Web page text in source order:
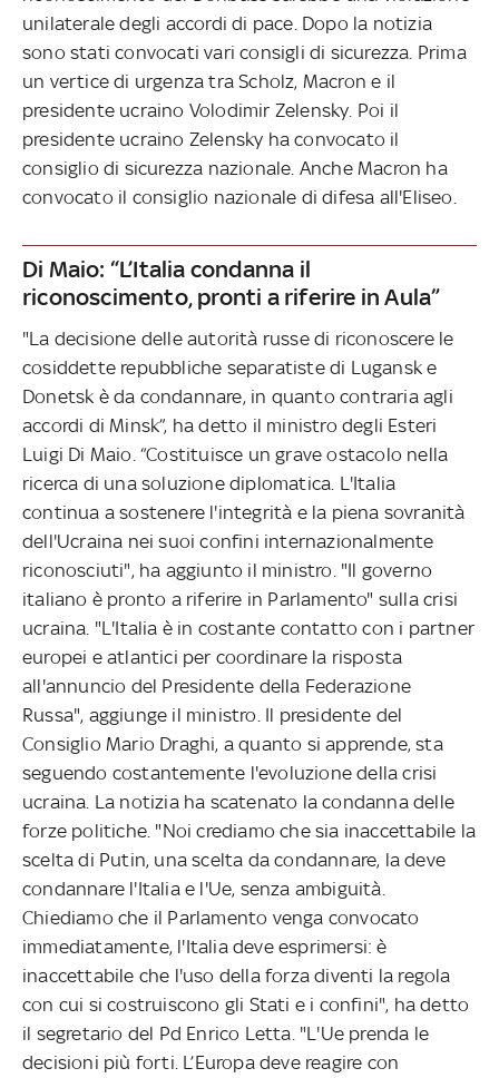
unilaterale degli accordi di pace. Dopo la notizia
sono stati convocati vari consigli di sicurezza. Prima
un vertice di urgenza tra Scholz, Macron e il
presidente ucraino Volodimir Zelensky. Poi il
presidente ucraino Zelensky ha convocato il
consiglio di sicurezza nazionale. Anche Macron ha
convocato il consiglio nazionale di difesa all'Eliseo.
Di Maio: “L’Italia condanna il
riconoscimento, pronti a riferire in Aula”
"La decisione delle autorità russe di riconoscere le
cosiddette repubbliche separatiste di Lugansk e
Donetsk è da condannare, in quanto contraria agli
accordi di Minsk”, ha detto il ministro degli Esteri
Luigi Di Maio. “Costituisce un grave ostacolo nella
ricerca di una soluzione diplomatica. L'Italia
continua a sostenere l'integrità e la piena sovranità
dell'Ucraina nei suoi confini internazionalmente
riconosciuti", ha aggiunto il ministro. "Il governo
italiano è pronto a riferire in Parlamento" sulla crisi
ucraina. "L'Italia è in costante contatto con i partner
europei e atlantici per coordinare la risposta
all'annuncio del Presidente della Federazione
Russa", aggiunge il ministro. Il presidente del
Consiglio Mario Draghi, a quanto si apprende, sta
seguendo costantemente l'evoluzione della crisi
ucraina. La notizia ha scatenato la condanna delle
forze politiche. "Noi crediamo che sia inaccettabile la
scelta di Putin, una scelta da condannare, la deve
condannare l'Italia e l'Ue, senza ambiguità.
Chiediamo che il Parlamento venga convocato
immediatamente, l'Italia deve esprimersi: è
inaccettabile che l'uso della forza diventi la regola
con cui si costruiscono gli Stati e i confini", ha detto
il segretario del Pd Enrico Letta. "L'Ue prenda le
decisioni più forti. L’Europa deve reagire con